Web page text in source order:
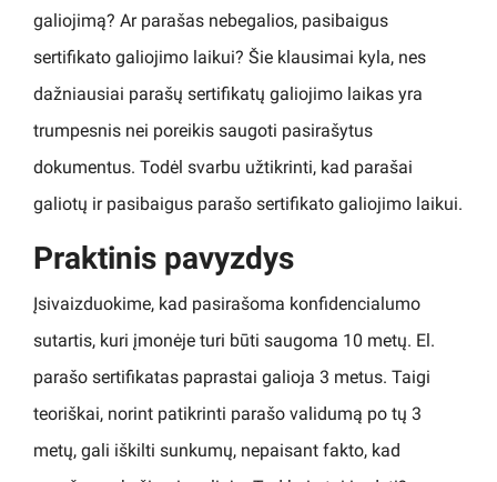
galiojimą? Ar parašas nebegalios, pasibaigus
sertifikato galiojimo laikui? Šie klausimai kyla, nes
dažniausiai parašų sertifikatų galiojimo laikas yra
trumpesnis nei poreikis saugoti pasirašytus
dokumentus. Todėl svarbu užtikrinti, kad parašai
galiotų ir pasibaigus parašo sertifikato galiojimo laikui.
Praktinis pavyzdys
Įsivaizduokime, kad pasirašoma konfidencialumo
sutartis, kuri įmonėje turi būti saugoma 10 metų. El.
parašo sertifikatas paprastai galioja 3 metus. Taigi
teoriškai, norint patikrinti parašo validumą po tų 3
metų, gali iškilti sunkumų, nepaisant fakto, kad